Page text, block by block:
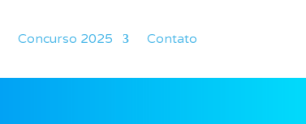
Concurso 2025 Contato